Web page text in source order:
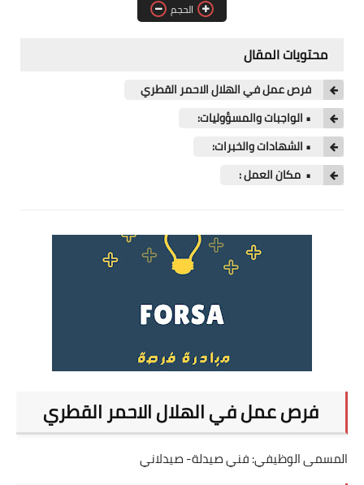
فرص عمل في العراق
فرص عمل في السودان
الحجم
محتويات المقال
فرص عمل في الهلال الاحمر القطري
• الواجبات والمسؤوليات:
• الشهادات والخبرات:
• مكان العمل :
فرص عمل في الهلال الاحمر القطري
المسمى الوظيفي: فني صيدلة- صيدلاني